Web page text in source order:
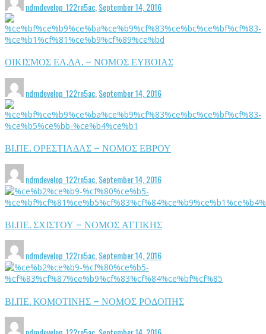
ndmdevelop_122rn5ac September 14, 2016
ΟΙΚΙΣΜΟΣ ΕΛ.ΔΑ. – ΝΟΜΟΣ ΕΥΒΟΙΑΣ
ndmdevelop_122rn5ac September 14, 2016
ΒΙ.ΠΕ. ΟΡΕΣΤΙΑΔΑΣ – ΝΟΜΟΣ ΕΒΡΟΥ
ndmdevelop_122rn5ac September 14, 2016
ΒΙ.ΠΕ. ΣΧΙΣΤΟΥ – ΝΟΜΟΣ ΑΤΤΙΚΗΣ
ndmdevelop_122rn5ac,September 14, 2016
ΒΙ.ΠΕ. ΚΟΜΟΤΙΝΗΣ – ΝΟΜΟΣ ΡΟΔΟΠΗΣ